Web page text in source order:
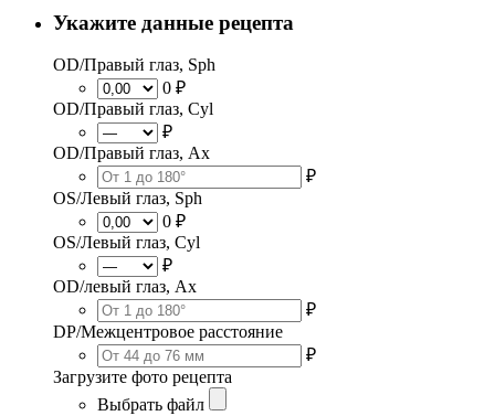
Укажите данные рецепта
OD/Правый глаз, Sph
0 ₽
OD/Правый глаз, Cyl
₽
OD/Правый глаз, Ax
₽
OS/Левый глаз, Sph
0 ₽
OS/Левый глаз, Cyl
₽
OD/левый глаз, Ax
₽
DP/Межцентровое расстояние
₽
Загрузите фото рецепта
Выбрать файл